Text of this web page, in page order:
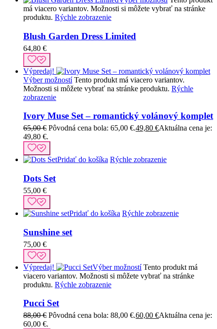
má viacero variantov. Možnosti si môžete vybrať na stránke
produktu. Rýchle zobrazenie
Blush Garden Dress Limited
64,80 €
Výpredaj!
Výber možností Tento produkt má viacero variantov.
Možnosti si môžete vybrať na stránke produktu. Rýchle
zobrazenie
Ivory Muse Set – romantický volánový komplet
65,00€ Pôvodná cena bola: 65,00 €.49,80 €Aktuálna cena je:
49,80 €.
Pridať do košíka Rýchle zobrazenie
Dots Set
55,00 €
Pridať do košíka Rýchle zobrazenie
Sunshine set
75,00 €
Výpredaj! Výber možností Tento produkt má
viacero variantov. Možnosti si môžete vybrať na stránke
produktu. Rýchle zobrazenie
Pucci Set
88,00€ Pôvodná cena bola: 88,00 €.60,00 €Aktuálna cena je:
60,00 €.